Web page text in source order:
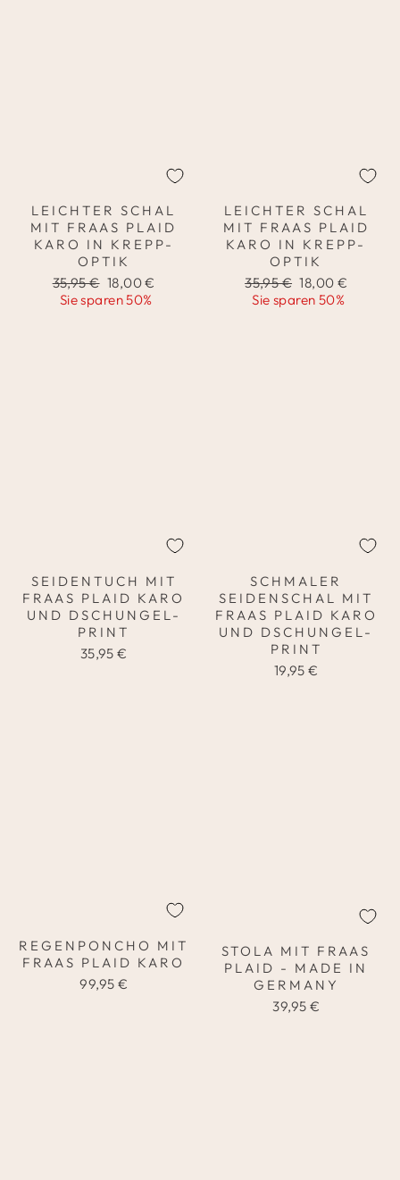
LEICHTER SCHAL
MIT FRAAS PLAID
KARO IN KREPP-
OPTIK
Normaler
Preis
35,95 € Sonderpreis
18,00 €
Sie sparen 50%
LEICHTER SCHAL
MIT FRAAS PLAID
KARO IN KREPP-
OPTIK
Normaler
Preis
35,95 € Sonderpreis
18,00 €
Sie sparen 50%
SEIDENTUCH MIT
FRAAS PLAID KARO
UND DSCHUNGEL-
PRINT
35,95 €
SCHMALER
SEIDENSCHAL MIT
FRAAS PLAID KARO
UND DSCHUNGEL-
PRINT
19,95 €
REGENPONCHO MIT
FRAAS PLAID KARO
99,95 €
STOLA MIT FRAAS
PLAID - MADE IN
GERMANY
39,95 €